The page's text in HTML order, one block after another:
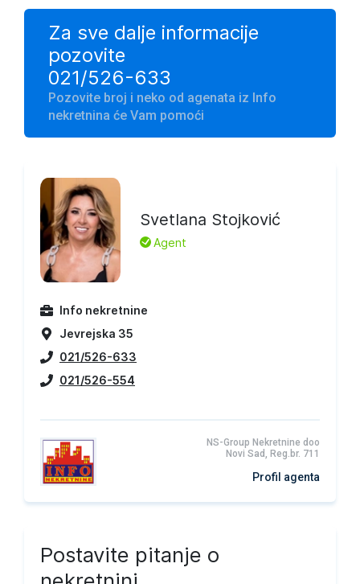
Za sve dalje informacije
pozovite
021/526-633
Pozovite broj i neko od agenata iz Info
nekretnina će Vam pomoći
Svetlana Stojković
L Agent
Info nekretnine
Jevrejska 35
021/526-633
021/526-554
NS-Group Nekretnine doo
Novi Sad, Reg.br. 711
Profil agenta
Postavite pitanje o